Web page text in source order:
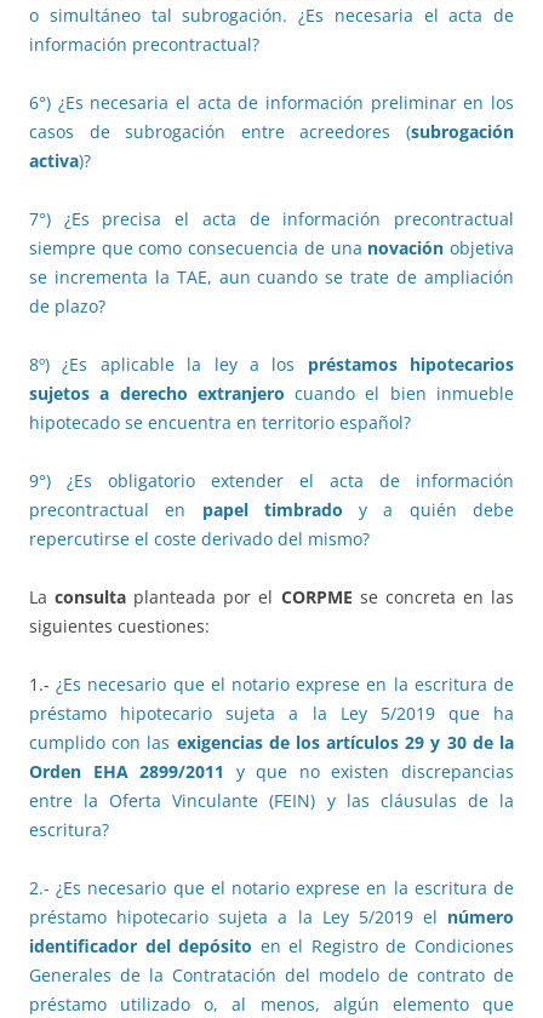
o simultáneo tal subrogación. ¿Es necesaria el acta de
información precontractual?
6°) ¿Es necesaria el acta de información preliminar en los
casos de subrogación entre acreedores (subrogación
activa)?
7°) ¿Es precisa el acta de información precontractual
siempre que como consecuencia de una novación objetiva
se incrementa la TAE, aun cuando se trate de ampliación
de plazo?
8º) ¿Es aplicable la ley a los préstamos hipotecarios
sujetos a derecho extranjero cuando el bien inmueble
hipotecado se encuentra en territorio español?
9°) ¿Es obligatorio extender el acta de información
precontractual en papel timbrado y a quién debe
repercutirse el coste derivado del mismo?
Laconsulta planteada por el CORPME se concreta en las
siguientes cuestiones:
1.-¿Es necesario que el notario exprese en la escritura de
préstamo hipotecario sujeta a la Ley 5/2019 que ha
cumplido con las exigencias de losartículos 29 y 30de la
Orden EHA 2899/2011
y que no existen discrepancias
entre la Oferta Vinculante (FEIN) y las cláusulas de la
escritura?
2.- ¿Es necesario que el notario exprese en la escritura de
préstamo hipotecario sujeta a la Ley 5/2019 el número
identificador del depósito en el Registro de Condiciones
Generales de la Contratación del modelo de contrato de
préstamo utilizado o, al menos, algún elemento que